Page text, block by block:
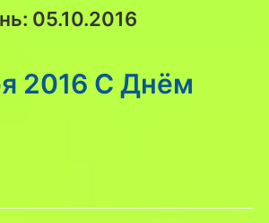
05.10.2016
2016 С Днём